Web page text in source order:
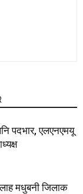
पदभार, एलएनएमयू
मधुबनी जिलाक